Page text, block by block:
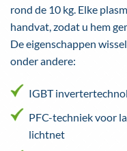
rond de 10 kg. Elke
handvat, zodat u hem
De eigenschappen
onder andere:
IGBT
PFC-techniek voor
lichtnet